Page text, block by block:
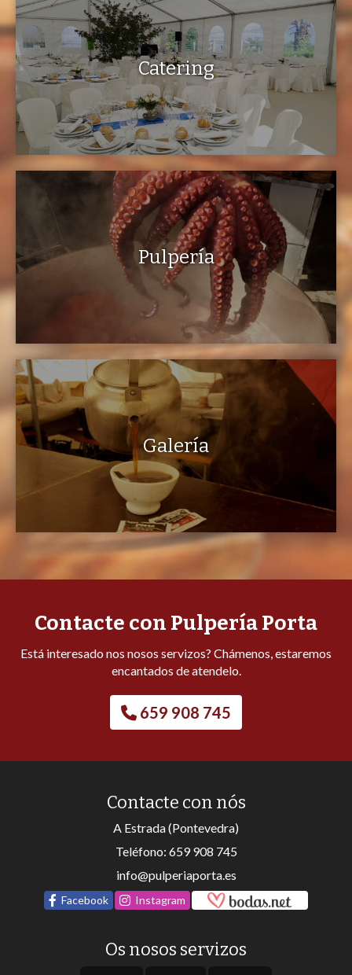
Catering
Pulpería
Galería
Contacte con Pulpería Porta
Está interesado nos nosos servizos? Chámenos, estaremos
encantados de atendelo.
659 908 745
Os nosos servizos
Contacte con nós
A Estrada (Pontevedra)
Teléfono: 659 908 745
info@pulperiaporta.es
Facebook Instagram